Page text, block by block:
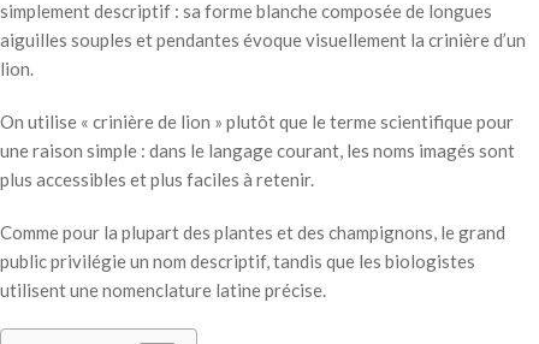
simplement descriptif : sa forme blanche composée de longues
aiguilles souples et pendantes évoque visuellement la crinière d’un
lion.
On utilise « crinière de lion » plutôt que le terme scientifique pour
une raison simple : dans le langage courant, les noms imagés sont
plus accessibles et plus faciles à retenir.
Comme pour la plupart des plantes et des champignons, le grand
public privilégie un nom descriptif, tandis que les biologistes
utilisent une nomenclature latine précise.